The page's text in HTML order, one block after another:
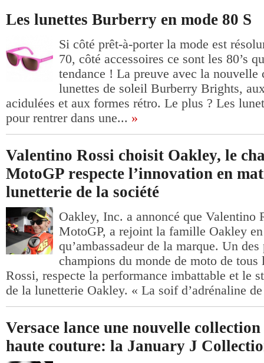
Les lunettes Burberry en mode 80 S
Si côté prêt-à-porter la mode est
70, côté accessoires ce sont les 80’s
tendance ! La preuve avec la nouvelle
lunettes de soleil Burberry Brights,
acidulées et aux formes rétro. Le plus ? Les
pour rentrer dans une... »
Valentino Rossi choisit Oakley, le
MotoGP respecte l’innovation en
lunetterie de la société
Oakley, Inc. a annoncé que Valentino
MotoGP, a rejoint la famille Oakley
qu’ambassadeur de la marque. Un
champions du monde de moto de
Rossi, respecte la performance imbattable et le
de la lunetterie Oakley. « La soif d’adrénaline
Versace lance une nouvelle
haute couture: la January J